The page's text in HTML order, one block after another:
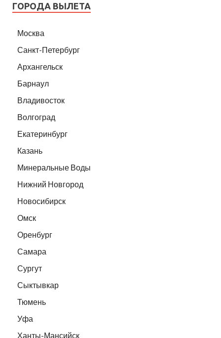
ГОРОДА ВЫЛЕТА
Москва
Санкт-Петербург
Архангельск
Барнаул
Владивосток
Волгоград
Екатеринбург
Казань
Минеральные Воды
Нижний Новгород
Новосибирск
Омск
Оренбург
Самара
Сургут
Сыктывкар
Тюмень
Уфа
Ханты-Мансийск